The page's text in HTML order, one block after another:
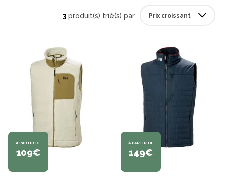
3 produit(s) trié(s) par
À PARTIR DE
109€
À PARTIR DE
149€